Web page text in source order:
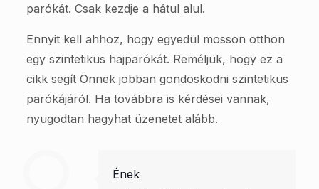
parókát. Csak kezdje a hátul alul.
Ennyit kell ahhoz, hogy egyedül mosson otthon
egy szintetikus hajparókát. Reméljük, hogy ez a
cikk segít Önnek jobban gondoskodni szintetikus
parókájáról. Ha továbbra is kérdései vannak,
nyugodtan hagyhat üzenetet alább.
Ének